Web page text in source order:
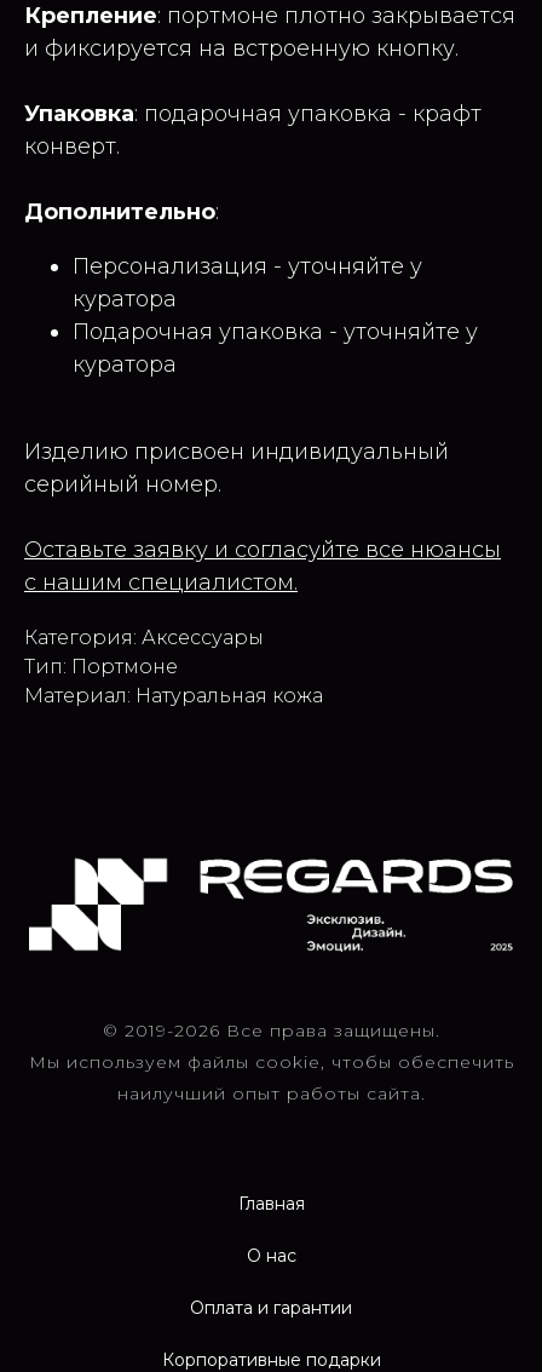
Крепление: портмоне плотно закрывается
и фиксируется на встроенную кнопку.
Упаковка: подарочная упаковка - крафт
конверт.
Дополнительно:
Персонализация - уточняйте у
куратора
Подарочная упаковка - уточняйте у
куратора
Изделию присвоен индивидуальный
серийный номер.
Оставьте заявку и согласуйте все нюансы
с нашим специалистом.
Категория: Аксессуары
Тип: Портмоне
Материал: Натуральная кожа
© 2019-2026 Все права защищены.
Мы используем файлы cookie, чтобы обеспечить
наилучший опыт работы сайта.
Главная
О нас
Оплата и гарантии
Корпоративные подарки